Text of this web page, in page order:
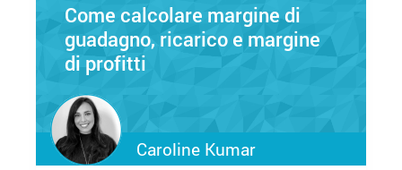
Come calcolare margine di
guadagno, ricarico e margine
di profitti
Caroline Kumar